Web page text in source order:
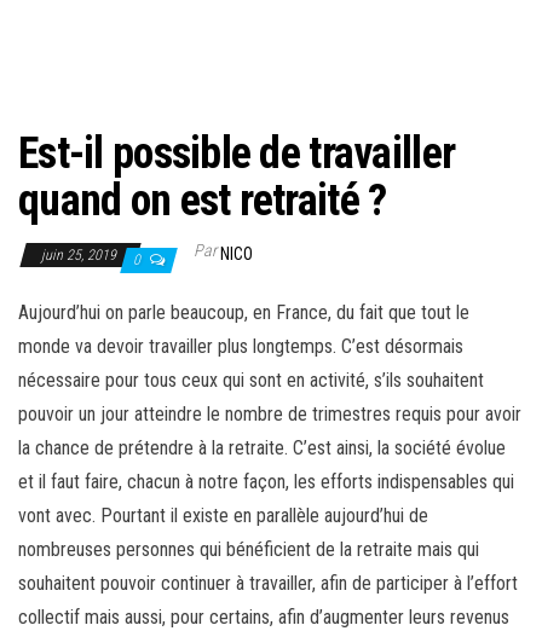
Est-il possible de travailler
quand on est retraité ?
juin 25, 2019 0 ParNICO
Aujourd’hui on parle beaucoup, en France, du fait que tout le
monde va devoir travailler plus longtemps. C’est désormais
nécessaire pour tous ceux qui sont en activité, s’ils souhaitent
pouvoir un jour atteindre le nombre de trimestres requis pour avoir
la chance de prétendre à la retraite. C’est ainsi, la société évolue
et il faut faire, chacun à notre façon, les efforts indispensables qui
vont avec. Pourtant il existe en parallèle aujourd’hui de
nombreuses personnes qui bénéficient de la retraite mais qui
souhaitent pouvoir continuer à travailler, afin de participer à l’effort
collectif mais aussi, pour certains, afin d’augmenter leurs revenus